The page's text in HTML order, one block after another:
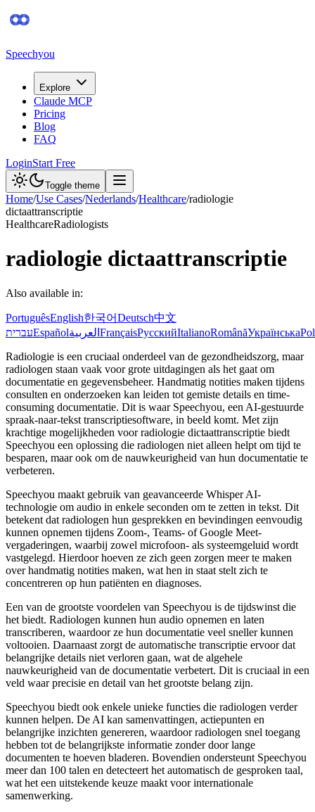
Speechyou
Explore
Claude MCP
Pricing
Blog
FAQ
LoginStart Free
Toggle theme
Home/Use Cases/Nederlands/Healthcare/radiologie
dictaattranscriptie
HealthcareRadiologists
radiologie dictaattranscriptie
Also available in:
PortuguêsEnglish한국어Deutsch中文
עבריתEspañolالعربية FrançaisРусскийItalianoRomânăУкраїнська
Radiologie is een cruciaal onderdeel van de gezondheidszorg, maar
radiologen staan vaak voor grote uitdagingen als het gaat om
documentatie en gegevensbeheer. Handmatig notities maken tijdens
consulten en onderzoeken kan leiden tot gemiste details en time-
consuming documentatie. Dit is waar Speechyou, een AI-gestuurde
spraak-naar-tekst transcriptiesoftware, in beeld komt. Met zijn
krachtige mogelijkheden voor radiologie dictaattranscriptie biedt
Speechyou een oplossing die radiologen niet alleen helpt om tijd te
besparen, maar ook om de nauwkeurigheid van hun documentatie te
verbeteren.
Speechyou maakt gebruik van geavanceerde Whisper AI-
technologie om audio in enkele seconden om te zetten in tekst. Dit
betekent dat radiologen hun gesprekken en bevindingen eenvoudig
kunnen opnemen tijdens Zoom-, Teams- of Google Meet-
vergaderingen, waarbij zowel microfoon- als systeemgeluid wordt
vastgelegd. Hierdoor hoeven ze zich geen zorgen meer te maken
over handmatig notities maken, wat hen in staat stelt zich te
concentreren op hun patiënten en diagnoses.
Een van de grootste voordelen van Speechyou is de tijdswinst die
het biedt. Radiologen kunnen hun audio opnemen en laten
transcriberen, waardoor ze hun documentatie veel sneller kunnen
voltooien. Daarnaast zorgt de automatische transcriptie ervoor dat
belangrijke details niet verloren gaan, wat de algehele
nauwkeurigheid van de documentatie verbetert. Dit is cruciaal in een
veld waar precisie en detail van het grootste belang zijn.
Speechyou biedt ook enkele unieke functies die radiologen verder
kunnen helpen. De AI kan samenvattingen, actiepunten en
belangrijke inzichten genereren, waardoor radiologen snel toegang
hebben tot de belangrijkste informatie zonder door lange
documenten te hoeven bladeren. Bovendien ondersteunt Speechyou
meer dan 100 talen en detecteert het automatisch de gesproken taal,
wat het een uitstekende keuze maakt voor internationale
samenwerking.